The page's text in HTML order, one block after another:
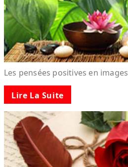
Les pensées positives en images
Lire La Suite